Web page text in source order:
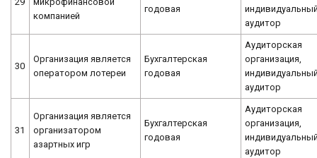
компанией
годовая
аудитор
30
Организация является
оператором лотереи
Бухгалтерская
годовая
Аудиторская
организация,
аудитор
31
Организация является
организатором
азартных игр
Бухгалтерская
годовая
Аудиторская
организация,
аудитор